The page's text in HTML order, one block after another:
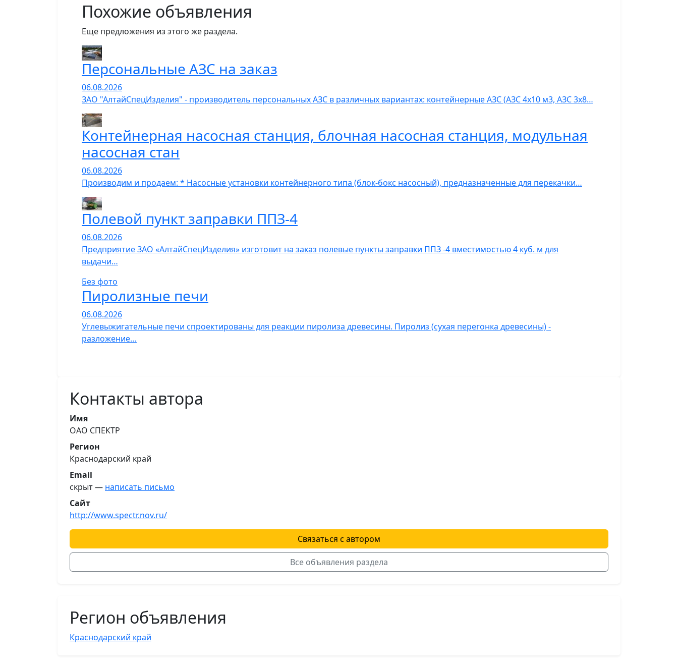
Похожие объявления
Еще предложения из этого же раздела.
Персональные АЗС на заказ
06.08.2026
ЗАО "АлтайСпецИзделия" - производитель персональных АЗС в различных вариантах: контейнерные АЗС (АЗС 4х10 м3, АЗС 3х8…
Контейнерная насосная станция, блочная насосная станция, модульная
насосная стан
06.08.2026
Производим и продаем: * Насосные установки контейнерного типа (блок-бокс насосный), предназначенные для перекачки…
Полевой пункт заправки ППЗ-4
06.08.2026
Предприятие ЗАО «АлтайСпецИзделия» изготовит на заказ полевые пункты заправки ППЗ -4 вместимостью 4 куб. м для
выдачи…
Без фото
Пиролизные печи
06.08.2026
Углевыжигательные печи спроектированы для реакции пиролиза древесины. Пиролиз (сухая перегонка древесины) -
разложение…
Контакты автора
Имя
ОАО СПЕКТР
Регион
Краснодарский край
Email
скрыт — написать письмо
Сайт
http://www.spectr.nov.ru/
Связаться с автором
Все объявления раздела
Регион объявления
Краснодарский край